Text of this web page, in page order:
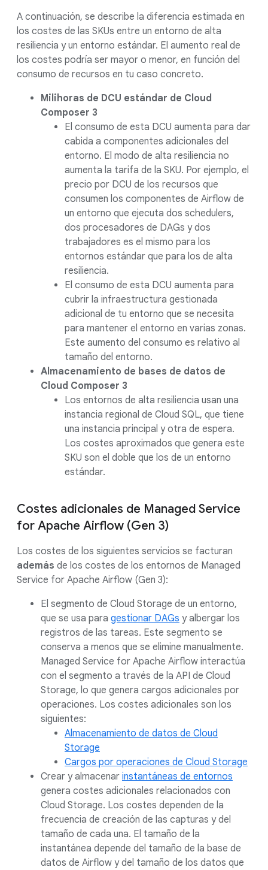
A continuación, se describe la diferencia estimada en
los costes de las SKUs entre un entorno de alta
resiliencia y un entorno estándar. El aumento real de
los costes podría ser mayor o menor, en función del
consumo de recursos en tu caso concreto.
Milihoras de DCU estándar de Cloud
Composer 3
El consumo de esta DCU aumenta para dar
cabida a componentes adicionales del
entorno. El modo de alta resiliencia no
aumenta la tarifa de la SKU. Por ejemplo, el
precio por DCU de los recursos que
consumen los componentes de Airflow de
un entorno que ejecuta dos schedulers,
dos procesadores de DAGs y dos
trabajadores es el mismo para los
entornos estándar que para los de alta
resiliencia.
El consumo de esta DCU aumenta para
cubrir la infraestructura gestionada
adicional de tu entorno que se necesita
para mantener el entorno en varias zonas.
Este aumento del consumo es relativo al
tamaño del entorno.
Almacenamiento de bases de datos de
Cloud Composer 3
Los entornos de alta resiliencia usan una
instancia regional de Cloud SQL, que tiene
una instancia principal y otra de espera.
Los costes aproximados que genera este
SKU son el doble que los de un entorno
estándar.
Costes adicionales de Managed Service
for Apache Airflow (Gen 3)
Los costes de los siguientes servicios se facturan
además de los costes de los entornos de Managed
Service for Apache Airflow (Gen 3):
El segmento de Cloud Storage de un entorno,
que se usa para gestionar DAGs y albergar los
registros de las tareas. Este segmento se
conserva a menos que se elimine manualmente.
Managed Service for Apache Airflow interactúa
con el segmento a través de la API de Cloud
Storage, lo que genera cargos adicionales por
operaciones. Los costes adicionales son los
siguientes:
Almacenamiento de datos de Cloud
Storage
Cargos por operaciones de Cloud Storage
Crear y almacenar instantáneas de entornos
genera costes adicionales relacionados con
Cloud Storage. Los costes dependen de la
frecuencia de creación de las capturas y del
tamaño de cada una. El tamaño de la
instantánea depende del tamaño de la base de
datos de Airflow y del tamaño de los datos que